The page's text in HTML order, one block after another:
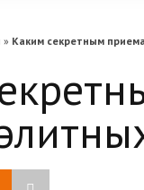
» Каким секретным